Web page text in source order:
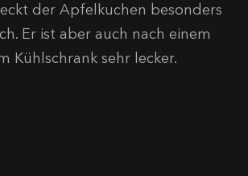
der Apfelkuchen besonders
Er ist aber auch nach einem
Kühlschrank sehr lecker.